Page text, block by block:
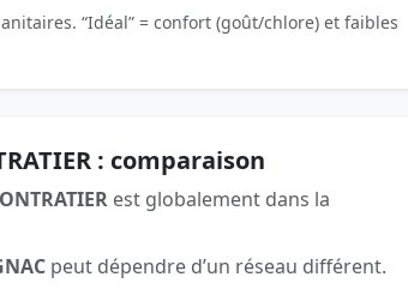
“Idéal” = confort (goût/chlore) et faibles
: comparaison
est globalement dans la
peut dépendre d’un réseau différent.